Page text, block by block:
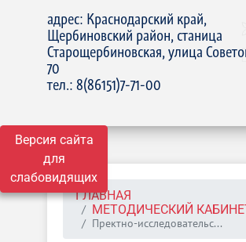
Версия сайта
для
слабовидящих
адрес: Краснодарский край,
Щербиновский район, станица
Старощербиновская, улица
70
тел.: 8(86151)7-71-00
ГЛАВНАЯ
МЕТОДИЧЕСКИЙ
Пректно-исследовательс...